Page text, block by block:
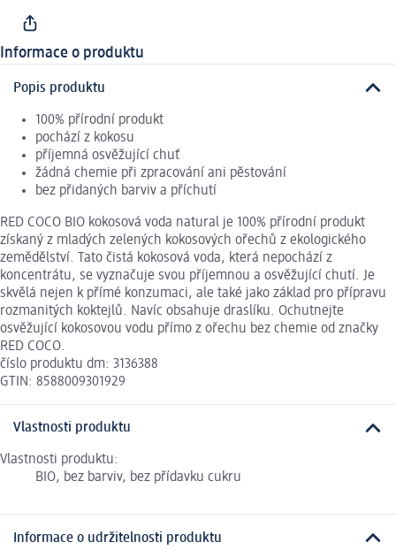
Informace o produktu
Popis produktu
100% přírodní produkt
pochází z kokosu
příjemná osvěžující chuť
žádná chemie při zpracování ani pěstování
bez přidaných barviv a příchutí
RED COCO BIO kokosová voda natural je 100% přírodní produkt
získaný z mladých zelených kokosových ořechů z ekologického
zemědělství. Tato čistá kokosová voda, která nepochází z
koncentrátu, se vyznačuje svou příjemnou a osvěžující chutí. Je
skvělá nejen k přímé konzumaci, ale také jako základ pro přípravu
rozmanitých koktejlů. Navíc obsahuje draslíku. Ochutnejte
osvěžující kokosovou vodu přímo z ořechu bez chemie od značky
RED COCO.
číslo produktu dm: 3136388
GTIN: 8588009301929
Vlastnosti produktu
Vlastnosti produktu:
BIO, bez barviv, bez přídavku cukru
Informace o udržitelnosti produktu